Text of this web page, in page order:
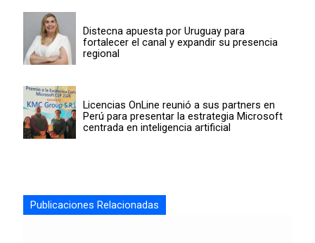
Distecna apuesta por Uruguay para
fortalecer el canal y expandir su presencia
regional
Licencias OnLine reunió a sus partners en
Perú para presentar la estrategia Microsoft
centrada en inteligencia artificial
Publicaciones Relacionadas